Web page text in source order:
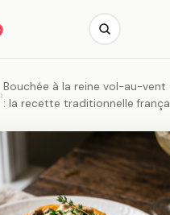
›
Bouchée à la reine vol-au-vent
: la recette traditionnelle